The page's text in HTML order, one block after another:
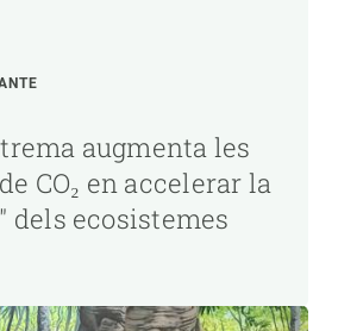
augmenta les
CO₂ en accelerar la
dels ecosistemes